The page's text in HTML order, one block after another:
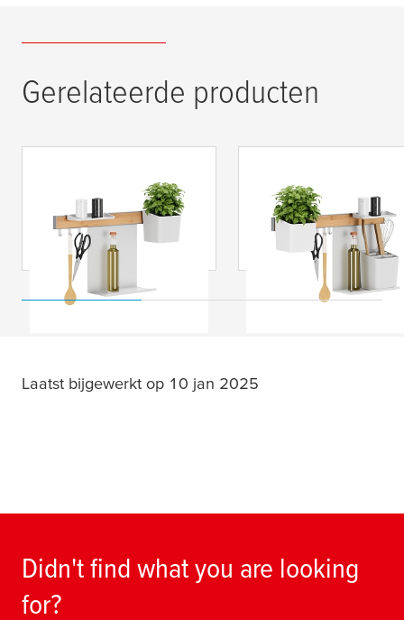
Gerelateerde producten
Keukenorganizer
combiset S
tesa®
Keukenorganizer
combiset M
Laatst bijgewerkt op 10 jan 2025
Didn't find what you are looking
for?